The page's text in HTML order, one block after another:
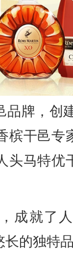
品牌，创
槟干邑专
头马特优
成就了
长的独特